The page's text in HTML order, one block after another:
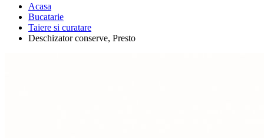
Acasa
Bucatarie
Taiere si curatare
Deschizator conserve, Presto